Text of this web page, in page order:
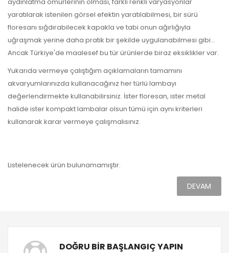
yaratılarak istenilen görsel efektin yaratılabilmesi, bir sürü
floresanı sığdırabilecek kapakla ve tabi onun ağırlığıyla
uğraşmak yerine daha pratik bir şekilde uygulanabilmesi gibi...
Ancak Türkiye'de maalesef bu tür ürünlerde biraz eksiklikler var.
Yukarıda vermeye çalıştığım açıklamaların tamamını
akvaryumlarınızda kullanacağınız her türlü lambayı
değerlendirmekte kullanabilirsiniz. İster floresan, ister metal
halide ister kompakt lambalar olsun tümü için aynı kriterleri
kullanarak karar vermeye çalışmalısınız.
Listelenecek ürün bulunamamıştır.
DEVAM
DOĞRU BIR BAŞLANGIÇ YAPIN